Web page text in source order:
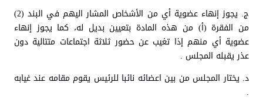
ج. يجوز إنهاء عضوية أي من الأشخاص المشار اليهم في البند (2)
من الفقرة (أ) من هذه المادة بتعيين بديل له، كما يجوز إنهاء
عضوية أي منهم إذا تغيب عن حضور ثلاثة اجتماعات متتالية دون
عذر يقبله المجلس .
د. يختار المجلس من بين اعضائه نائبا للرئيس يقوم مقامه عند غيابه
.